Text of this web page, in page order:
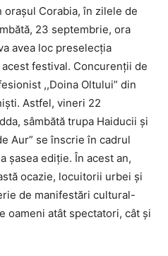
Corabia, în zilele de
23 septembrie, ora
avea loc preselecţia
festival. Concurenţii de
,,Doina Oltului” din
Astfel, vineri 22
sâmbătă trupa Haiducii şi
Aur” se înscrie în cadrul
şasea ediţie. În acest an,
ocazie, locuitorii urbei şi
de manifestări cultural-
oameni atât spectatori, cât şi